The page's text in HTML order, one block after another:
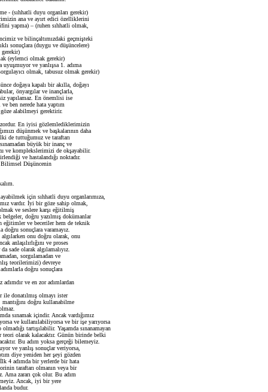
- (sıhhatli duyu organları gerekir)
ana ve ayırt edici özelliklerini
yapma) – (ruhen sıhhatli olmak,
ve bilinçaltımızdaki geçmişteki
sonuçlara (duygu ve düşüncelere)
(eylemci olmak gerekir)
ve yanlışsa 1. adıma
olmak, tabusuz olmak gerekir)
doğaya kapalı bir akılla, doğayı
önyargılar ve inançlarla,
yapılamaz. En önemlisi ise
ben nerede hata yaptım
alabilmeyi gerektirir.
zordur. En iyisi gözlemlediklerimizin
düşünmek ve başkalarının daha
de tuttuğumuz ve taraftarı
büyük bir inanç ve
ve komplekslerimizi de okşayabilir.
ve hastalandığı noktadır.
Bilimsel Düşüncenin
için sıhhatli duyu organlarımıza,
vardır. İyi bir göze sahip olmak,
ve seslere karşı eğitilmiş
doğru yazılmış dokümanlar
ve beceriler hem de teknik
doğru sonuçlara varamayız.
onu doğru olarak, onu
anlaşılırlığını ve proses
sade olarak algılamalıyız.
sorgulamadan ve
teorilerimizi) devreye
doğru sonuçlara
ve en zor adımlardan
donatılmış olmayı ister
doğru kullanabilme
sınamak içindir. Ancak vardığımız
ve kullanılabiliyorsa ve bir işe yarıyorsa
tartışılabilir. Yaşamda sınanamayan
teori olarak kalacaktır. Günün birinde belki
Bu adım yoksa gerçeği bilemeyiz.
ve yanlış sonuçlar veriyorsa,
diye yeniden her şeyi gözden
4 adımda bir yerlerde bir hata
taraftarı olmanın veya bir
Ama zararı çok olur. Bu adım
Ancak, iyi bir yere
budur.